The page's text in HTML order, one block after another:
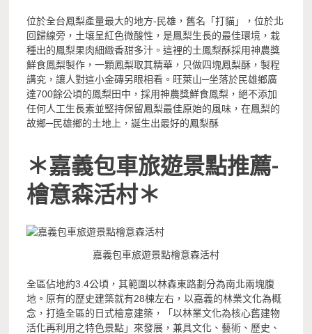
位於全台鳳梨產量最大的地方-民雄，舊名「打貓」，位於北
回歸線旁，土壤呈紅色微酸性，是鳳梨生長的最佳環境，栽
種出的鳳梨果肉細緻香甜多汁。這裡的土鳳梨酥採用神農獎
鮮食鳳梨製作，一顆鳳梨取其精華，只做四塊鳳梨酥，製程
講究，讓人對這小金磚另眼相看。旺萊山─坐落於民雄鄉廣
達700餘公頃的鳳梨田中，採用神農獎鮮食鳳梨，絕不添加
任何人工生長素並堅持保留鳳梨最佳原始的風味，在鳳梨的
故鄉─民雄鄉的土地上，誕生出最好的鳳梨酥
＊嘉義包車旅遊景點推薦-
檜意森活村＊
嘉義包車旅遊景點檜意森活村
全區佔地約3.4公頃，其範圍以林森東路劃分為南北兩塊腹
地。原有的歷史建築就有28棟左右，以嘉義的林業文化為概
念，打造全區的日式檜意建築，「以林業文化為核心舊建物
活化再利用之特色景點」來發展，兼具文化、藝術、歷史、